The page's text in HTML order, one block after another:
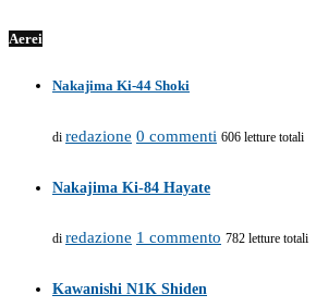
Aerei
Nakajima Ki-44 Shoki
di redazione 0 commenti 606 letture totali
Nakajima Ki-84 Hayate
di redazione 1 commento 782 letture totali
Kawanishi N1K Shiden